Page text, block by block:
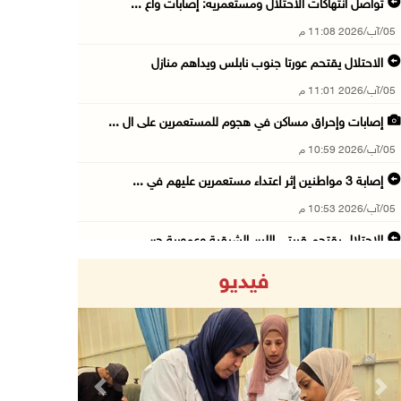
تواصل انتهاكات الاحتلال ومستعمريه: إصابات واع ...
05/آب/2026 11:08 م
الاحتلال يقتحم عورتا جنوب نابلس ويداهم منازل
05/آب/2026 11:01 م
إصابات وإحراق مساكن في هجوم للمستعمرين على ال ...
05/آب/2026 10:59 م
إصابة 3 مواطنين إثر اعتداء مستعمرين عليهم في ...
05/آب/2026 10:53 م
الاحتلال يقتحم قريتي اللبن الشرقية وعمورية جن ...
مستعمرون يقتحمون بيت فجار جنوب بيت لحم
05/آب/2026 10:19 م
فيديو
Previous Next